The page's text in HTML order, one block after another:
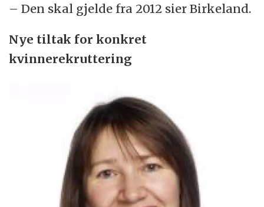
– Den skal gjelde fra 2012 sier Birkeland.
Nye tiltak for konkret
kvinnerekruttering